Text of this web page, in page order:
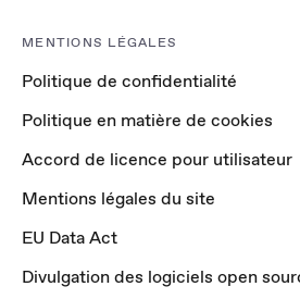
MENTIONS LÉGALES
Politique de confidentialité
Politique en matière de cookies
Accord de licence pour utilisateur
Mentions légales du site
EU Data Act
Divulgation des logiciels open